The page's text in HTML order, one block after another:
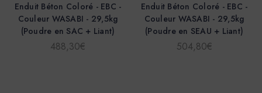
Enduit Béton Coloré - EBC -
Couleur WASABI - 29,5kg
(Poudre en SAC + Liant)
488,30€
Enduit Béton Coloré - EBC -
Couleur WASABI - 29,5kg
(Poudre en SEAU + Liant)
504,80€